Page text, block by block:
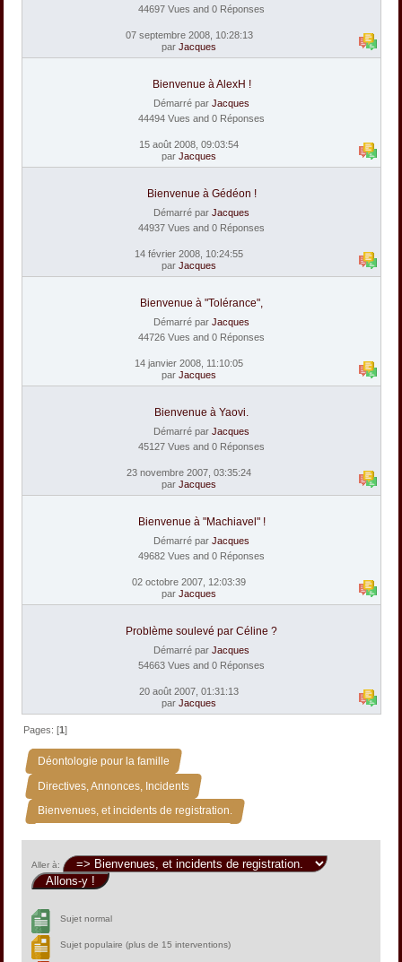
44697 Vues and 0 Réponses
07 septembre 2008, 10:28:13
par Jacques
Bienvenue à AlexH !
Démarré par Jacques
44494 Vues and 0 Réponses
15 août 2008, 09:03:54
par Jacques
Bienvenue à Gédéon !
Démarré par Jacques
44937 Vues and 0 Réponses
14 février 2008, 10:24:55
par Jacques
Bienvenue à "Tolérance",
Démarré par Jacques
44726 Vues and 0 Réponses
14 janvier 2008, 11:10:05
par Jacques
Bienvenue à Yaovi.
Démarré par Jacques
45127 Vues and 0 Réponses
23 novembre 2007, 03:35:24
par Jacques
Bienvenue à "Machiavel" !
Démarré par Jacques
49682 Vues and 0 Réponses
02 octobre 2007, 12:03:39
par Jacques
Problème soulevé par Céline ?
Démarré par Jacques
54663 Vues and 0 Réponses
20 août 2007, 01:31:13
par Jacques
Pages: [1]
Déontologie pour la famille »
Directives, Annonces, Incidents »
Bienvenues, et incidents de registration.
Aller à:
Sujet normal
Sujet populaire (plus de 15 interventions)